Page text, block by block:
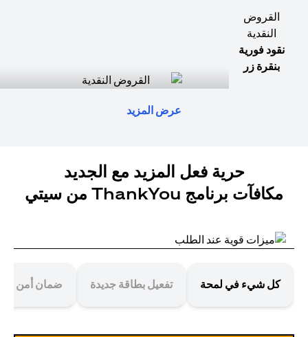
القروض
النقدية
نقود فورية
بنقرة زر
عرض المزيد
حرية فعل المزيد مع الجديد
مكافآت برنامج ThankYou من سيتي
كل شيء في لمحة تفعيل بطاقة جديدة ضمان أمن